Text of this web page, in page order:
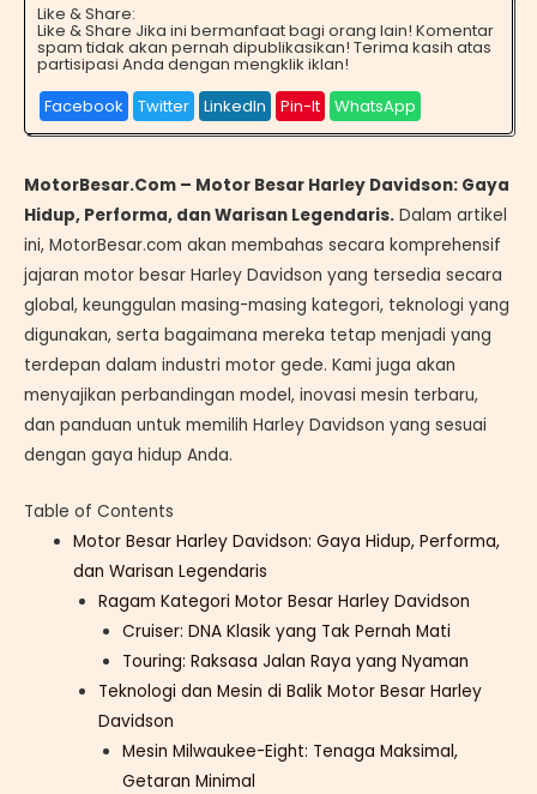
Like & Share:
Like & Share Jika ini bermanfaat bagi orang lain! Komentar
spam tidak akan pernah dipublikasikan! Terima kasih atas
partisipasi Anda dengan mengklik iklan!
Facebook
Twitter LinkedIn Pin-It WhatsApp
MotorBesar.Com – Motor Besar Harley Davidson: Gaya
Hidup, Performa, dan Warisan Legendaris. Dalam artikel
ini, MotorBesar.com akan membahas secara komprehensif
jajaran motor besar Harley Davidson yang tersedia secara
global, keunggulan masing-masing kategori, teknologi yang
digunakan, serta bagaimana mereka tetap menjadi yang
terdepan dalam industri motor gede. Kami juga akan
menyajikan perbandingan model, inovasi mesin terbaru,
dan panduan untuk memilih Harley Davidson yang sesuai
dengan gaya hidup Anda.
Table of Contents
Motor Besar Harley Davidson: Gaya Hidup, Performa,
dan Warisan Legendaris
Ragam Kategori Motor Besar Harley Davidson
Cruiser: DNA Klasik yang Tak Pernah Mati
Touring: Raksasa Jalan Raya yang Nyaman
Teknologi dan Mesin di Balik Motor Besar Harley
Davidson
Mesin Milwaukee-Eight: Tenaga Maksimal,
Getaran Minimal